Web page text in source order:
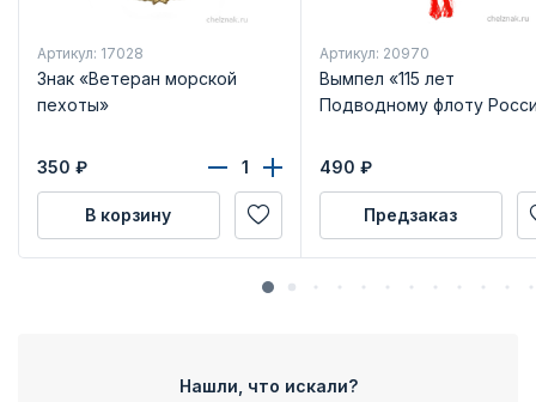
Артикул: 17028
Знак «Ветеран морской
пехоты»
350 ₽
В корзину
Артикул: 20970
Вымпел «115 лет
Подводному флоту
490 ₽
Предзаказ
Нашли, что искали?